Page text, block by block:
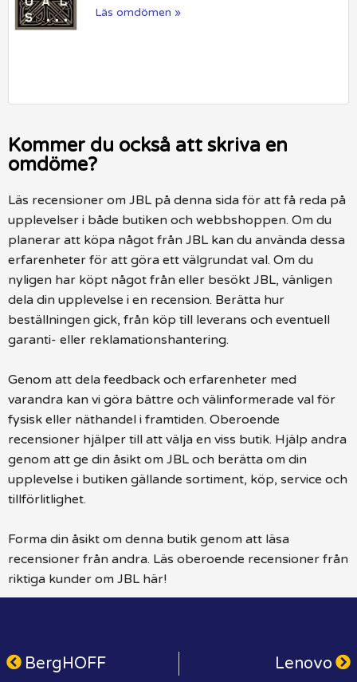
Läs omdömen »
Kommer du också att skriva en
omdöme?
Läs recensioner om JBL på denna sida för att få reda på
upplevelser i både butiken och webbshoppen. Om du
planerar att köpa något från JBL kan du använda dessa
erfarenheter för att göra ett välgrundat val. Om du
nyligen har köpt något från eller besökt JBL, vänligen
dela din upplevelse i en recension. Berätta hur
beställningen gick, från köp till leverans och eventuell
garanti- eller reklamationshantering.
Genom att dela feedback och erfarenheter med
varandra kan vi göra bättre och välinformerade val för
fysisk eller näthandel i framtiden. Oberoende
recensioner hjälper till att välja en viss butik. Hjälp andra
genom att ge din åsikt om JBL och berätta om din
upplevelse i butiken gällande sortiment, köp, service och
tillförlitlighet.
Forma din åsikt om denna butik genom att läsa
recensioner från andra. Läs oberoende recensioner från
riktiga kunder om JBL här!
BergHOFF Lenovo